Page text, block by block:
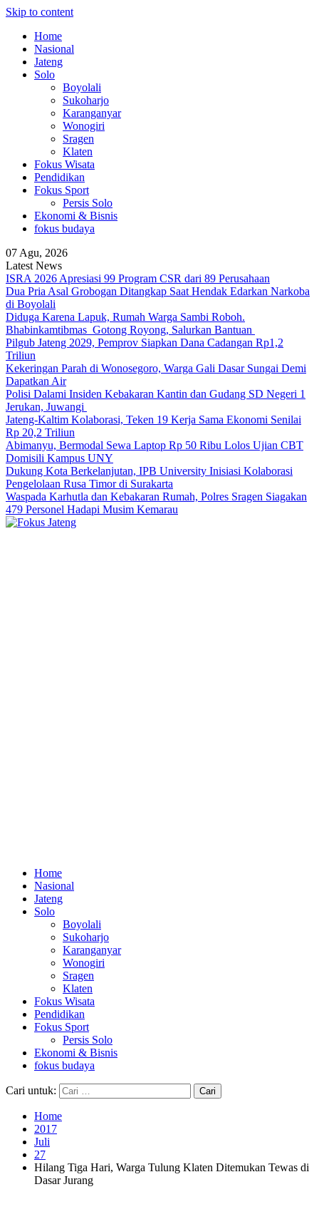
Skip to content
Home
Nasional
Jateng
Solo
Boyolali
Sukoharjo
Karanganyar
Wonogiri
Sragen
Klaten
Fokus Wisata
Pendidikan
Fokus Sport
Persis Solo
Ekonomi & Bisnis
fokus budaya
07 Agu, 2026
Latest News
ISRA 2026 Apresiasi 99 Program CSR dari 89 Perusahaan
Dua Pria Asal Grobogan Ditangkap Saat Hendak Edarkan Narkoba
di Boyolali
Diduga Karena Lapuk, Rumah Warga Sambi Roboh.
Bhabinkamtibmas Gotong Royong, Salurkan Bantuan
Pilgub Jateng 2029, Pemprov Siapkan Dana Cadangan Rp1,2
Triliun
Kekeringan Parah di Wonosegoro, Warga Gali Dasar Sungai Demi
Dapatkan Air
Polisi Dalami Insiden Kebakaran Kantin dan Gudang SD Negeri 1
Jerukan, Juwangi
Jateng-Kaltim Kolaborasi, Teken 19 Kerja Sama Ekonomi Senilai
Rp 20,2 Triliun
Abimanyu, Bermodal Sewa Laptop Rp 50 Ribu Lolos Ujian CBT
Domisili Kampus UNY
Dukung Kota Berkelanjutan, IPB University Inisiasi Kolaborasi
Pengelolaan Rusa Timor di Surakarta
Waspada Karhutla dan Kebakaran Rumah, Polres Sragen Siagakan
479 Personel Hadapi Musim Kemarau
Home
Nasional
Jateng
Solo
Boyolali
Sukoharjo
Karanganyar
Wonogiri
Sragen
Klaten
Fokus Wisata
Pendidikan
Fokus Sport
Persis Solo
Ekonomi & Bisnis
fokus budaya
Cari untuk:
Home
2017
Juli
27
Hilang Tiga Hari, Warga Tulung Klaten Ditemukan Tewas di
Dasar Jurang